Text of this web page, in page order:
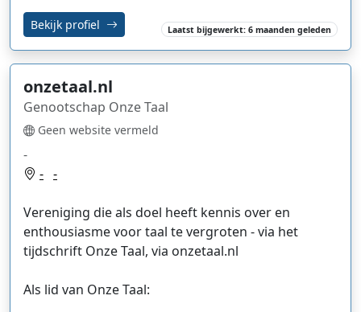
Bekijk profiel Laatst bijgewerkt: 6 maanden geleden
onzetaal.nl
Genootschap Onze Taal
Geen website vermeld
-
- -
Vereniging die als doel heeft kennis over en
enthousiasme voor taal te vergroten - via het
tijdschrift Onze Taal, via onzetaal.nl
Als lid van Onze Taal: